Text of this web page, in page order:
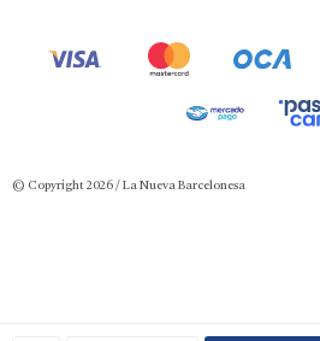
© Copyright 2026 / La Nueva Barcelonesa